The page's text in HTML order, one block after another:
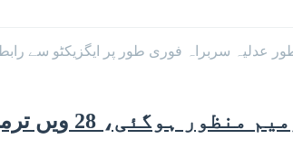
سربراہ فوری طور پر ایگزیکٹو سے رابطہ
ویں ترمیم کی تیاری کریں: فیصل واوڈا